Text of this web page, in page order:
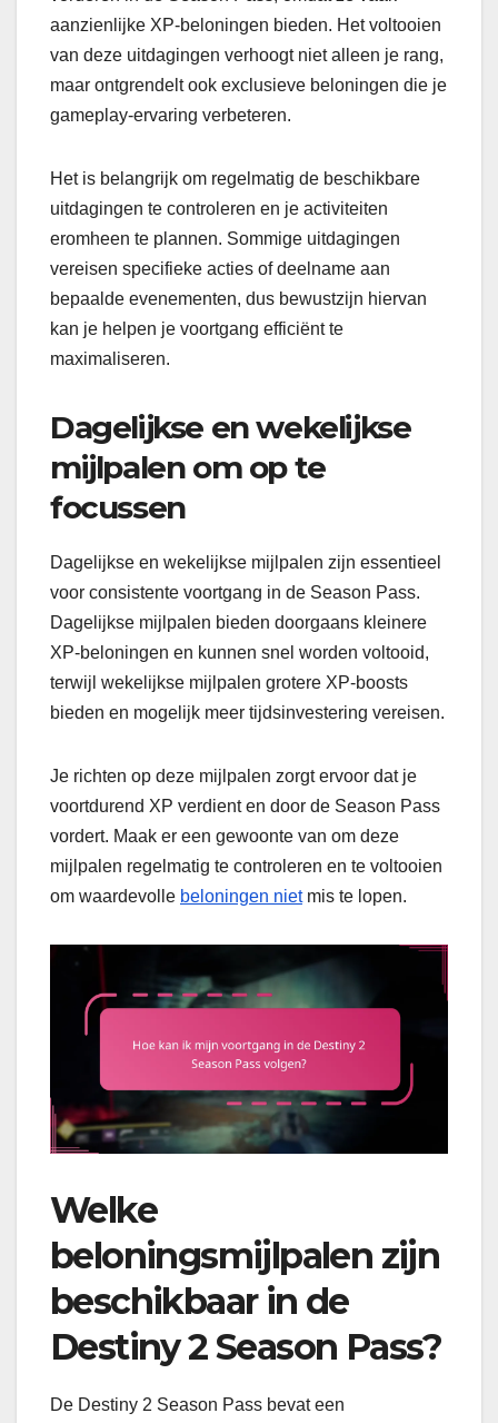
aanzienlijke XP-beloningen bieden. Het voltooien
van deze uitdagingen verhoogt niet alleen je rang,
maar ontgrendelt ook exclusieve beloningen die je
gameplay-ervaring verbeteren.
Het is belangrijk om regelmatig de beschikbare
uitdagingen te controleren en je activiteiten
eromheen te plannen. Sommige uitdagingen
vereisen specifieke acties of deelname aan
bepaalde evenementen, dus bewustzijn hiervan
kan je helpen je voortgang efficiënt te
maximaliseren.
Dagelijkse en wekelijkse
mijlpalen om op te
focussen
Dagelijkse en wekelijkse mijlpalen zijn essentieel
voor consistente voortgang in de Season Pass.
Dagelijkse mijlpalen bieden doorgaans kleinere
XP-beloningen en kunnen snel worden voltooid,
terwijl wekelijkse mijlpalen grotere XP-boosts
bieden en mogelijk meer tijdsinvestering vereisen.
Je richten op deze mijlpalen zorgt ervoor dat je
voortdurend XP verdient en door de Season Pass
vordert. Maak er een gewoonte van om deze
mijlpalen regelmatig te controleren en te voltooien
om waardevolle beloningen nietmis te lopen.
Welke
beloningsmijlpalen zijn
beschikbaar in de
Destiny 2 Season Pass?
De Destiny 2 Season Pass bevat een